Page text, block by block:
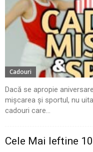
Cadouri
Dacă se apropie
mișcarea și sportul, nu
cadouri care...
Cele Mai Ieftine